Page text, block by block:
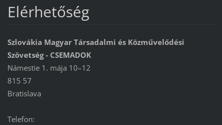
Elérhetőség
Szlovákia Magyar Társadalmi és Közművelődési
Szövetség - CSEMADOK
Námestie 1. mája 10–12
815 57
Bratislava
Telefon: